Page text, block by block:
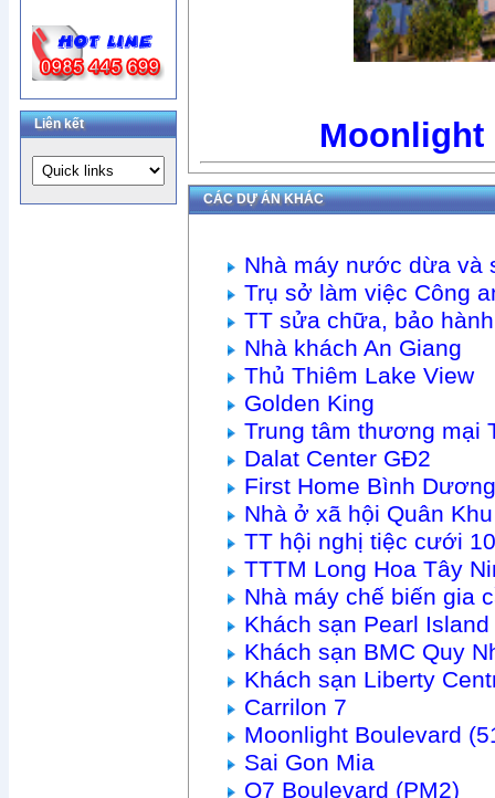
Liên kết Moonlight
CÁC DỰ ÁN KHÁC
Nhà máy nước dừa và
Trụ sở làm việc Công
TT sửa chữa, bảo
Nhà khách An Giang
Thủ Thiêm Lake View
Golden King
Trung tâm thương mại
Dalat Center GĐ2
First Home Bình
Nhà ở xã hội Quân
TT hội nghị tiệc cưới
TTTM Long Hoa Tây
Nhà máy chế biến gia
Khách sạn Pearl
Khách sạn BMC Quy
Khách sạn Liberty
Carrilon 7
Moonlight Boulevard
Sai Gon Mia
Q7 Boulevard (PM2)